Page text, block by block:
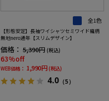
全1色
【形態安定】長袖ワイシャツセミワイド織柄
無地nero通年【スリムデザイン】
価格： 5,390円 (税込)
63%off
WEB価格： 1,990円 (税込)
4.0 （5）